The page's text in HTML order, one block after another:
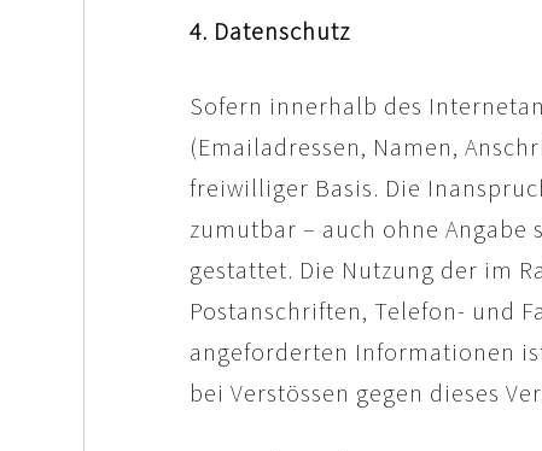
4. Datenschutz
Sofern innerhalb des
(Emailadressen, Namen,
freiwilliger Basis. Die
zumutbar – auch ohne Angabe
gestattet. Die Nutzung der im
Postanschriften, Telefon- und
angeforderten Informationen
bei Verstössen gegen dieses